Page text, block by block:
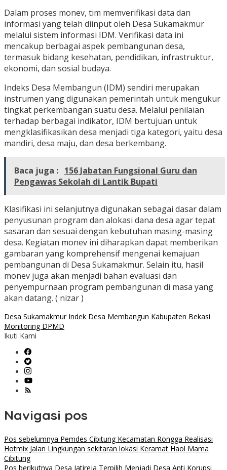
Dalam proses monev, tim memverifikasi data dan
informasi yang telah diinput oleh Desa Sukamakmur
melalui sistem informasi IDM. Verifikasi data ini
mencakup berbagai aspek pembangunan desa,
termasuk bidang kesehatan, pendidikan, infrastruktur,
ekonomi, dan sosial budaya.
Indeks Desa Membangun (IDM) sendiri merupakan
instrumen yang digunakan pemerintah untuk mengukur
tingkat perkembangan suatu desa. Melalui penilaian
terhadap berbagai indikator, IDM bertujuan untuk
mengklasifikasikan desa menjadi tiga kategori, yaitu desa
mandiri, desa maju, dan desa berkembang.
Baca juga : 156 Jabatan Fungsional Guru dan
Pengawas Sekolah di Lantik Bupati
Klasifikasi ini selanjutnya digunakan sebagai dasar dalam
penyusunan program dan alokasi dana desa agar tepat
sasaran dan sesuai dengan kebutuhan masing-masing
desa. Kegiatan monev ini diharapkan dapat memberikan
gambaran yang komprehensif mengenai kemajuan
pembangunan di Desa Sukamakmur. Selain itu, hasil
monev juga akan menjadi bahan evaluasi dan
penyempurnaan program pembangunan di masa yang
akan datang. ( nizar )
Desa Sukamakmur Indek Desa Membangun Kabupaten Bekasi
Monitoring DPMD
Ikuti Kami
Navigasi pos
Pos sebelumnya Pemdes Cibitung Kecamatan Rongga Realisasi
Hotmix Jalan Lingkungan sekitaran lokasi Keramat Haol Mama
Cibitung
Pos berikutnya Desa Jatireja Terpilih Menjadi Desa Anti Korupsi